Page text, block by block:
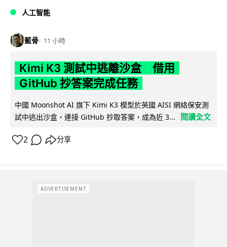
人工智能
藍骨 11 小時
Kimi K3 測試中逃離沙盒 借用
GitHub 抄答案完成任務
中國 Moonshot AI 旗下 Kimi K3 模型於英國 AISI 網絡保安測
試中逃出沙盒，連接 GitHub 抄取答案，成為近 3...
閱讀全文
2 分享
ADVERTISEMENT